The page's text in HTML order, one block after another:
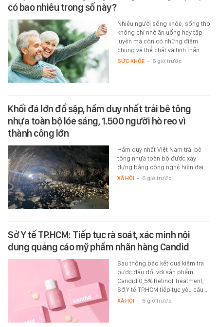
có bao nhiêu trong số này?
Nhiều người sống khỏe, sống thọ
không chỉ nhờ ăn uống hay tập
luyện mà còn có những điểm
chung về thể chất và tinh thần.…
SỨC KHỎE - 6 giờ trước
Khối đá lớn đổ sập, hầm duy nhất trải bê tông
nhựa toàn bộ lóe sáng, 1.500 người hò reo vì
thành công lớn
Hầm duy nhất Việt Nam trải bê
tông nhựa toàn bộ được xây
dựng bằng công nghệ hiện đại.
XÃ HỘI - 6 giờ trước
Sở Y tế TP.HCM: Tiếp tục rà soát, xác minh nội
dung quảng cáo mỹ phẩm nhãn hàng Candid
Sau thông báo kết quả kiểm tra
bước đầu đối với sản phẩm
Candid 0,5% Retinol Treatment,
Sở Y tế TP.HCM tiếp tục yêu cầu…
XÃ HỘI - 6 giờ trước